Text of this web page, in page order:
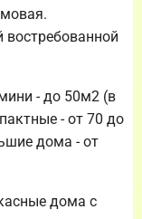
- до 50м2 (в
- от 70 до
дома - от
дома с